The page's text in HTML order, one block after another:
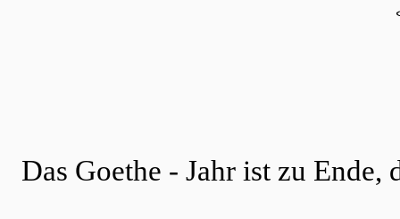
Das Goethe - Jahr ist zu Ende,